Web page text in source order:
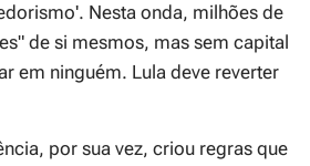
Nesta onda, milhões de
de si mesmos, mas sem capital
em ninguém. Lula deve reverter
por sua vez, criou regras que